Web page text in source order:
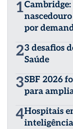
1
por
23 desafios
Saúde
3SBF 2026
para
4Hospitais